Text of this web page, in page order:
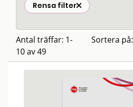
Rensa filter
Antal träffar: 1-
10 av 49
Sortera på: